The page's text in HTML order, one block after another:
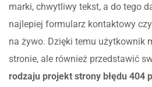
marki, chwytliwy tekst, a do tego
najlepiej formularz kontaktowy
na żywo. Dzięki temu użytkownik
stronie, ale również przedstawić
rodzaju projekt strony błędu 404